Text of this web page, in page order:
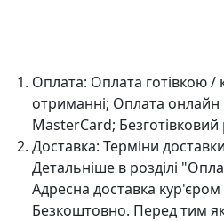
Оплата: Оплата готівкою /
отриманні; Оплата
MasterCard; Безготівковий
Доставка: Терміни
Детальніше в розділі
Адресна доставка кур'єром
Безкоштовно. Перед тим